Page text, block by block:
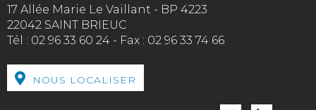
17 Allée Marie Le Vaillant - BP 4223
22042 SAINT BRIEUC
Tél : 02 96 33 60 24 - Fax : 02 96 33 74 66
NOUS LOCALISER